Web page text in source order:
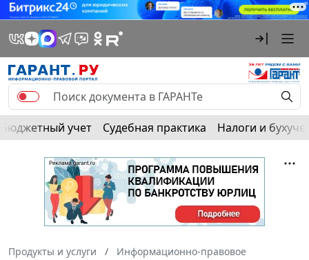
Бюджетный учет Судебная практика Налоги и
Продукты и услуги
Информационно-правовое